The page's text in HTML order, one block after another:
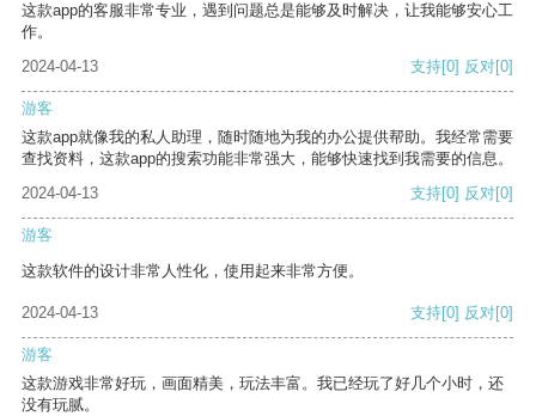
这款app的客服非常专业，遇到问题总是能够及时解决，让我能够安心工
作。
2024-04-13
支持[0] 反对[0]
游客
这款app就像我的私人助理，随时随地为我的办公提供帮助。我经常需要
查找资料，这款app的搜索功能非常强大，能够快速找到我需要的信息。
2024-04-13
支持[0] 反对[0]
游客
这款软件的设计非常人性化，使用起来非常方便。
2024-04-13 支持[0] 反对[0]
游客
这款游戏非常好玩，画面精美，玩法丰富。我已经玩了好几个小时，还
没有玩腻。